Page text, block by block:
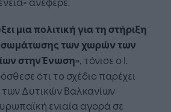
μια πολιτική για τη στήριξη
των χωρών των
στην Ένωση», τόνισε ο Ι.
ότι το σχέδιο παρέχει
των Δυτικών Βαλκανίων
ενιαία αγορά σε